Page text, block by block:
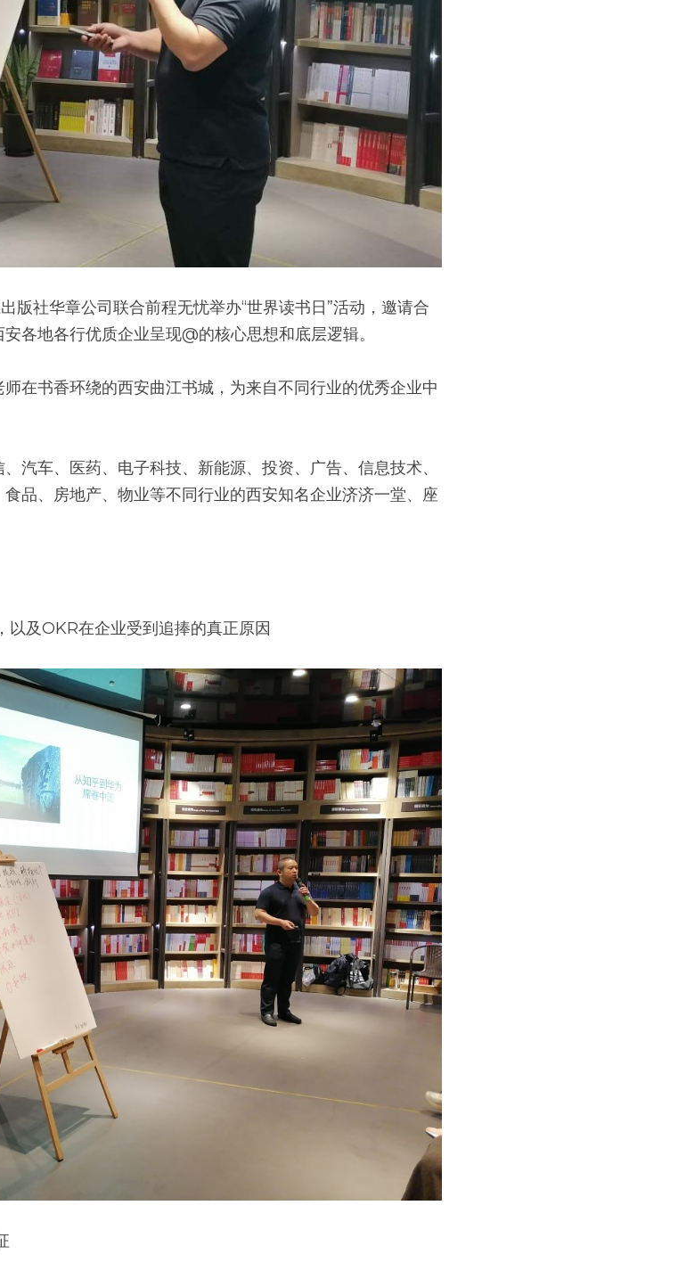
社华章公司联合前程无忧举办“世界读书日”活动，邀请合
各地各行优质企业呈现@的核心思想和底层逻辑。
在书香环绕的西安曲江书城，为来自不同行业的优秀企业中
汽车、医药、电子科技、新能源、投资、广告、信息技术、
品、房地产、物业等不同行业的西安知名企业济济一堂、座
及OKR在企业受到追捧的真正原因